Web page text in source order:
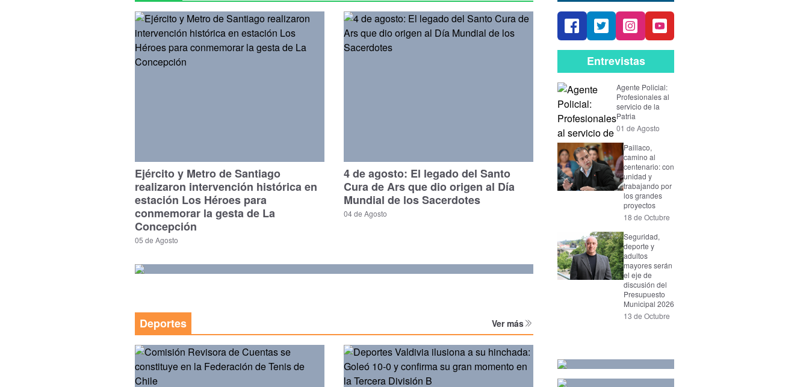
Ejército y Metro de Santiago
realizaron intervención histórica en
estación Los Héroes para
conmemorar la gesta de La
Concepción
05 de Agosto
4 de agosto: El legado del Santo
Cura de Ars que dio origen al Día
Mundial de los Sacerdotes
04 de Agosto
Deportes Ver más
Entrevistas
Agente Policial:
Profesionales al
servicio de la
Patria
01 de Agosto
Paillaco,
camino al
centenario: con
unidad y
trabajando por
los grandes
proyectos
18 de Octubre
Seguridad,
deporte y
adultos
mayores serán
el eje de
discusión del
Presupuesto
Municipal 2026
13 de Octubre